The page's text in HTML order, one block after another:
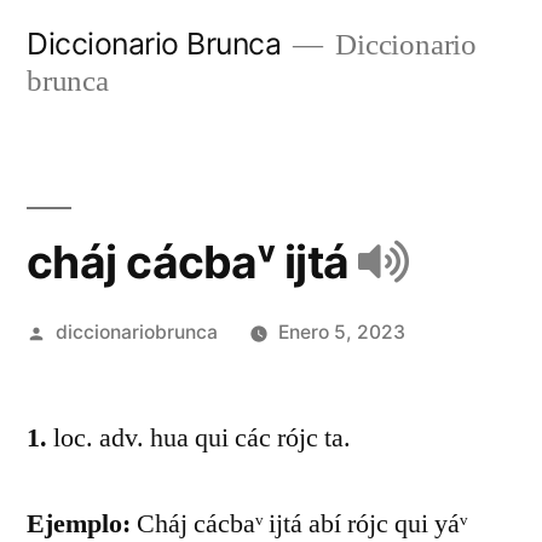
Diccionario Brunca
Diccionario
brunca
cháj cácbaᵛ ijtá
diccionariobrunca Enero 5, 2023
1. loc. adv. hua qui các rójc ta.
Ejemplo: Cháj cácbaᵛ ijtá abí rójc qui yáᵛ